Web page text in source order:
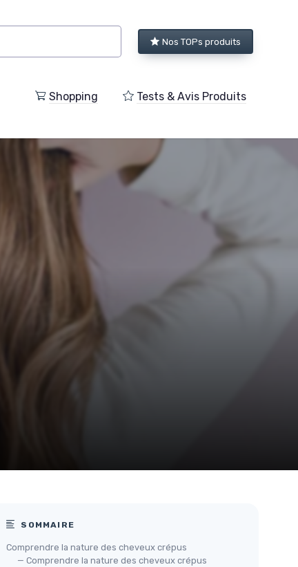
Nos TOPs produits
Shopping Tests & Avis Produits
SOMMAIRE
Comprendre la nature des cheveux crépus
— Comprendre la nature des cheveux crépus